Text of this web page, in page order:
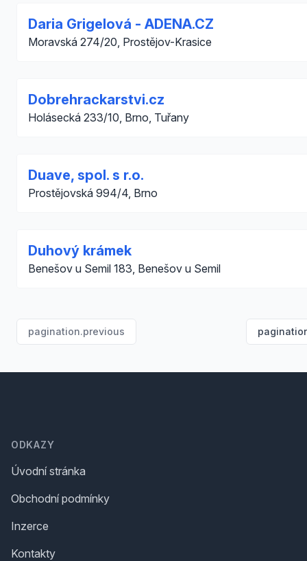
Daria Grigelová - ADENA.CZ
Moravská 274/20, Prostějov-Krasice
Dobrehrackarstvi.cz
Holásecká 233/10, Brno, Tuřany
Duave, spol. s r.o.
Prostějovská 994/4, Brno
Duhový krámek
Benešov u Semil 183, Benešov u Semil
pagination.previous
ODKAZY
Úvodní stránka
Obchodní podmínky
Inzerce
Kontakty